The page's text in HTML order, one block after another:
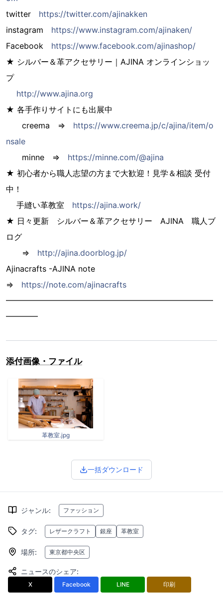
twitter https://twitter.com/ajinakken
instagram https://www.instagram.com/ajinaken/
Facebook https://www.facebook.com/ajinashop/
★ シルバー＆革アクセサリー｜AJINA オンラインショッ
プ
http://www.ajina.org
★ 各手作りサイトにも出展中
creema ⇒ https://www.creema.jp/c/ajina/item/o
nsale
minne ⇒ https://minne.com/@ajina
★ 初心者から職人志望の方まで大歓迎！見学＆相談 受付
中！
手縫い革教室 https://ajina.work/
★ 日々更新 シルバー＆革アクセサリー AJINA 職人ブ
ログ
⇒ http://ajina.doorblog.jp/
Ajinacrafts -AJINA note
⇒ https://note.com/ajinacrafts
━━━━━━━━━━━━━━━━━━━━━━━━━━
━━━━
添付画像・ファイル
革教室.jpg
一括ダウンロード
ジャンル: ファッション
タグ: レザークラフト 銀座 革教室
場所: 東京都中央区
ニュースのシェア:
X Facebook LINE 印刷